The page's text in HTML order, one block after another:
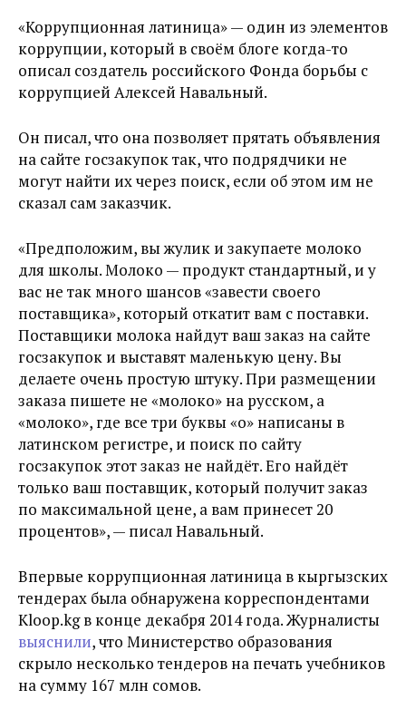
«Коррупционная латиница» — один из элементов
коррупции, который в своём блоге когда-то
описал создатель российского Фонда борьбы с
коррупцией Алексей Навальный.
Он писал, что она позволяет прятать объявления
на сайте госзакупок так, что подрядчики не
могут найти их через поиск, если об этом им не
сказал сам заказчик.
«Предположим, вы жулик и закупаете молоко
для школы. Молоко — продукт стандартный, и у
вас не так много шансов «завести своего
поставщика», который откатит вам с поставки.
Поставщики молока найдут ваш заказ на сайте
госзакупок и выставят маленькую цену. Вы
делаете очень простую штуку. При размещении
заказа пишете не «молоко» на русском, а
«мoлoкo», где все три буквы «о» написаны в
латинском регистре, и поиск по сайту
госзакупок этот заказ не найдёт. Его найдёт
только ваш поставщик, который получит заказ
по максимальной цене, а вам принесет 20
процентов», — писал Навальный.
Впервые коррупционная латиница в кыргызских
тендерах была обнаружена корреспондентами
Kloop.kg в конце декабря 2014 года. Журналисты
выяснили, что Министерство образования
скрыло несколько тендеров на печать учебников
на сумму 167 млн сомов.